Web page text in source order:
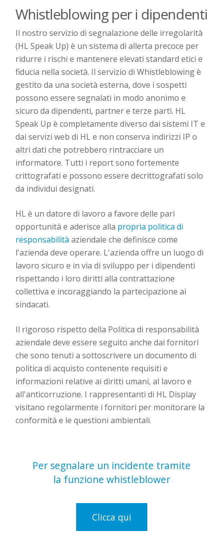
Whistleblowing per i dipendenti
Il nostro servizio di segnalazione delle irregolarità
(HLSpeak Up) è un sistema di allerta precoce per
ridurre i rischi e mantenere elevati standard etici e
fiducia nella società. Il servizio di Whistleblowingè
gestito da una società esterna, dove i sospetti
possono essere segnalati in modo anonimo e
sicuro da dipendenti, partner e terze parti. HL
Speak Up è completamente diverso dai sistemi IT e
dai servizi web di HL e non conserva indirizzi IP o
altri dati che potrebbero rintracciare un
informatore. Tutti i report sono fortemente
crittografati e possono essere decrittografati solo
da individui designati.
HL è un datore di lavoro a favore delle pari
opportunità e aderisce alla propria politica di
responsabilità aziendale che definisce come
l'azienda deve operare. L'azienda offre un luogo di
lavoro sicuro e in via di sviluppo per i dipendenti
rispettando i loro diritti alla contrattazione
collettiva e incoraggiando la partecipazione ai
sindacati.
Il rigoroso rispetto della Politica di responsabilità
aziendale deve essere seguito anche dai fornitori
che sono tenuti a sottoscrivere un documento di
politica di acquisto contenente requisiti e
informazioni relative ai diritti umani, al lavoro e
all'anticorruzione. I rappresentanti di HL Display
visitano regolarmente i fornitori per monitorare la
conformità e le questioni ambientali.
Per segnalare un incidente tramite
la funzione whistleblower
Clicca qui